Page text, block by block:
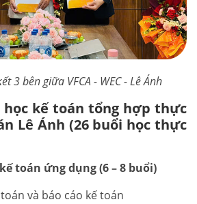
3 bên giữa VFCA - WEC - Lê Ánh
học kế toán tổng hợp thực
Lê Ánh (26 buổi học thực
toán ứng dụng (6 – 8 buổi)
và báo cáo kế toán